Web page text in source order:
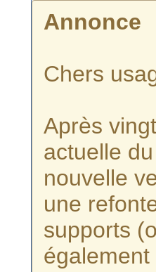
Annonce
Chers
Après
actuelle
nouvelle
une
supports